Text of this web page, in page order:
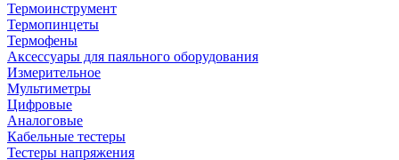
Термоинструмент
Термопинцеты
Термофены
Аксессуары для паяльного оборудования
Измерительное
Мультиметры
Цифровые
Аналоговые
Кабельные тестеры
Тестеры напряжения